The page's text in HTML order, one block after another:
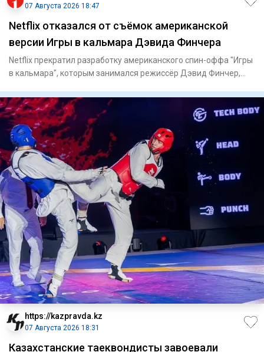
07 Августа 2026 18:47
Netflix отказался от съёмок американской
версии Игры в кальмара Дэвида Финчера
Netflix прекратил разработку американского спин-оффа "Игры
в кальмара", которым занимался режиссёр Дэвид Финчер,
https://kazpravda.kz
07 Августа 2026 18:31
Казахстанские таеквондисты завоевали